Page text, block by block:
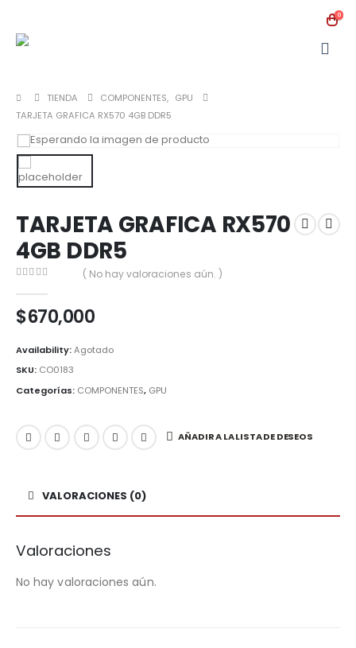
0
TIENDA COMPONENTES, GPU
TARJETA GRAFICA RX570 4GB DDR5
TARJETA GRAFICA RX570
4GB DDR5
( No hay valoraciones aún. )
$670,000
Availability:Agotado
SKU: CO0183
Categorías: COMPONENTES, GPU
AÑADIR A LA LISTA DE DESEOS
VALORACIONES (0)
Valoraciones
No hay valoraciones aún.